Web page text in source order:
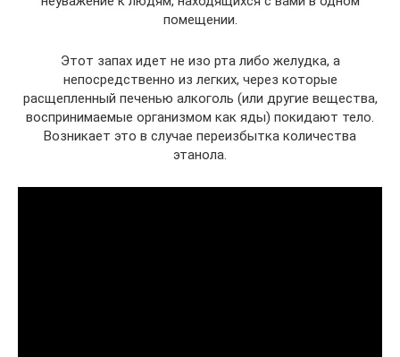
помещении.
Этот запах идет не изо рта либо желудка, а
непосредственно из легких, через которые
расщепленный печенью алкоголь (или другие вещества,
воспринимаемые организмом как яды) покидают тело.
Возникает это в случае переизбытка количества
этанола.